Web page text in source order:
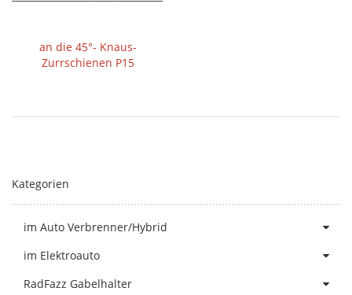
an die 45°- Knaus-
Zurrschienen P15
Kategorien
im Auto Verbrenner/Hybrid
im Elektroauto
RadFazz Gabelhalter